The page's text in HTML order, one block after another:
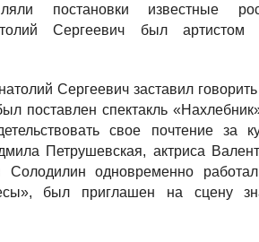
постановки известные
Сергеевич был артистом
Сергеевич заставил
поставлен спектакль
свое почтение
Петрушевская, актриса
Солодилин одновременно
был приглашен на сцену